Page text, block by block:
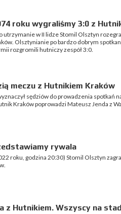
roku wygraliśmy 3:0 z
utrzymanie w II lidze Stomil Olsztyn
Olsztynianie po bardzo dobrym
rozgromili hutniczy zespół 3:0.
meczu z Hutnikiem Kraków
sędziów do prowadzenia spotkań
Kraków poprowadzi Mateusz Jenda z
rywala
roku, godzina 20:30) Stomil Olsztyn
z Hutnikiem. Wszyscy na